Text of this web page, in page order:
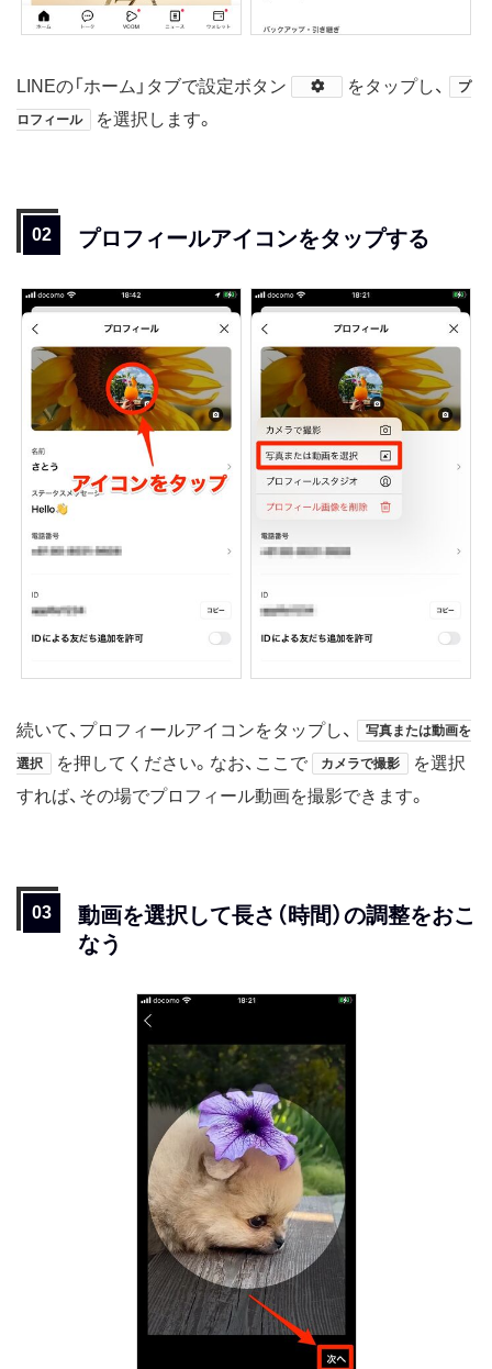
LINEの「ホーム」タブで設定ボタン ​をタップし、 プ
ロフィール を選択します。
プロフィールアイコンをタップする
続いて、プロフィールアイコンをタップし、 写真または動画を
選択 を押してください。なお、ここで カメラで撮影
を選択
すれば、その場でプロフィール動画を撮影できます。
動画を選択して長さ（時間）の調整をおこ
なう